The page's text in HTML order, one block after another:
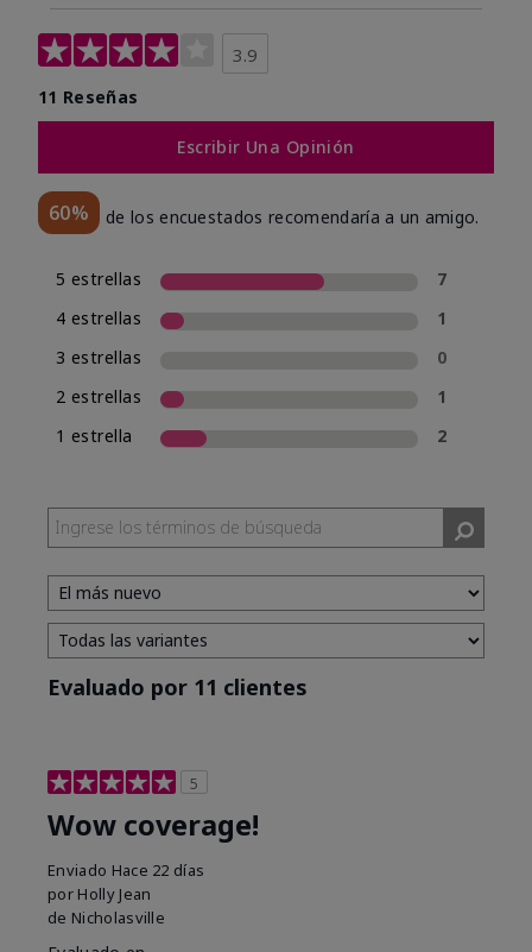
3.9
11 Reseñas
Escribir Una Opinión
60% de los encuestados recomendaría a un amigo.
5 estrellas
7
4 estrellas
1
3 estrellas
0
2 estrellas
1
1 estrella
2
Evaluado por 11 clientes
5
Wow coverage!
Enviado Hace 22 días
por Holly Jean
de Nicholasville